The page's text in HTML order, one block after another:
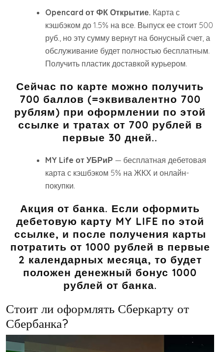
Opencard от ФК Открытие. Карта с
кэшбэком до 1.5% на все. Выпуск ее стоит 500
руб., но эту сумму вернут на бонусный счет, а
обслуживание будет полностью бесплатным.
Получить пластик доставкой курьером.
Сейчас по карте можно получить
700 баллов (=эквивалентно 700
рублям) при оформлении по этой
ссылке и тратах от 700 рублей в
первые 30 дней..
MY Life от УБРиР — бесплатная дебетовая
карта с кэшбэком 5% на ЖКХ и онлайн-
покупки.
Акция от банка. Если оформить
дебетовую карту MY LIFE по этой
ссылке, и после получения карты
потратить от 1000 рублей в первые
2 календарных месяца, то будет
положен денежный бонус 1000
рублей от банка.
Стоит ли оформлять Сберкарту от
Сбербанка?